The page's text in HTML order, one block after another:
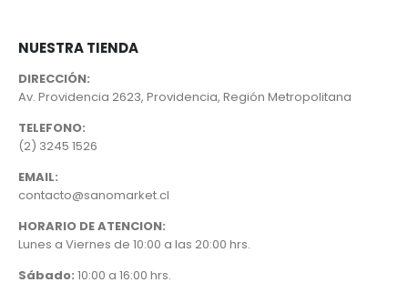
NUESTRA TIENDA
DIRECCIÓN:
Av. Providencia 2623, Providencia, Región Metropolitana
TELEFONO:
(2) 3245 1526
EMAIL:
contacto@sanomarket.cl
HORARIO DE ATENCION:
Lunes a Viernes de 10:00 a las 20:00 hrs.
Sábado: 10:00 a 16:00 hrs.